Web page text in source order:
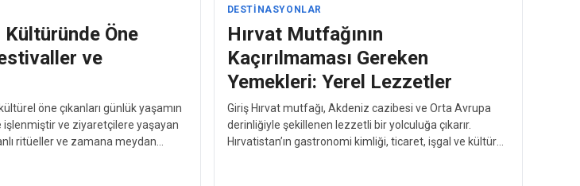
Öne
ve
öne çıkanları günlük yaşamın
işlenmiştir ve ziyaretçilere yaşayan
ritüeller ve zamana meydan
DESTINASYONLAR
Hırvat Mutfağının
Kaçırılmaması Gereken
Yemekleri: Yerel Lezzetler
Giriş Hırvat mutfağı, Akdeniz cazibesi ve Orta Avrupa
derinliğiyle şekillenen lezzetli bir yolculuğa çıkarır.
Hırvatistan’ın gastronomi kimliği, ticaret, işgal ve kültürel